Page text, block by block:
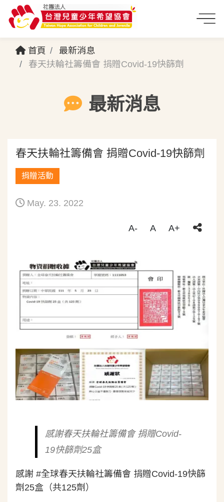
首頁
最新消息
春天扶輪社籌備會 捐贈Covid-19快篩劑
最新消息
春天扶輪社籌備會 捐贈Covid-19快篩劑
捐贈活動
May. 23. 2022
A- A A+
感謝春天扶輪社籌備會 捐贈Covid-
19快篩劑25盒
感謝 #全球春天扶輪社籌備會 捐贈Covid-19快篩
劑25盒（共125劑）